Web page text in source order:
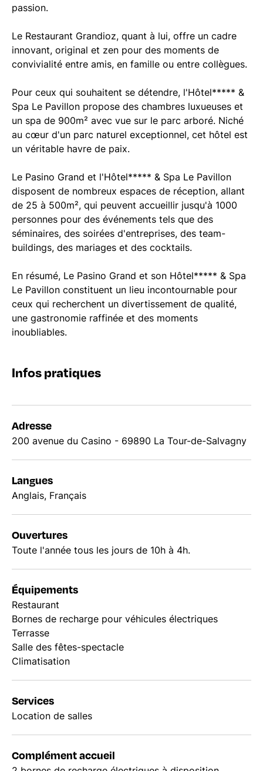
passion.
Le Restaurant Grandioz, quant à lui, offre un cadre
innovant, original et zen pour des moments de
convivialité entre amis, en famille ou entre collègues.
Pour ceux qui souhaitent se détendre, l'Hôtel***** &
Spa Le Pavillon propose des chambres luxueuses et
un spa de 900m² avec vue sur le parc arboré. Niché
au cœur d'un parc naturel exceptionnel, cet hôtel est
un véritable havre de paix.
Le Pasino Grand et l'Hôtel***** & Spa Le Pavillon
disposent de nombreux espaces de réception, allant
de 25 à 500m², qui peuvent accueillir jusqu'à 1000
personnes pour des événements tels que des
séminaires, des soirées d'entreprises, des team-
buildings, des mariages et des cocktails.
En résumé, Le Pasino Grand et son Hôtel***** & Spa
Le Pavillon constituent un lieu incontournable pour
ceux qui recherchent un divertissement de qualité,
une gastronomie raffinée et des moments
inoubliables.
Infos pratiques
Adresse
200 avenue du Casino - 69890 La Tour-de-Salvagny
Langues
Anglais, Français
Ouvertures
Toute l'année tous les jours de 10h à 4h.
Équipements
Restaurant
Bornes de recharge pour véhicules électriques
Terrasse
Salle des fêtes-spectacle
Climatisation
Services
Location de salles
Complément accueil